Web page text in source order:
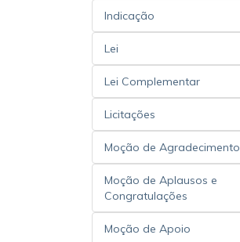
Indicação
Lei
Lei Complementar
Licitações
Moção de Agradecimento
Moção de Aplausos e
Congratulações
Moção de Apoio